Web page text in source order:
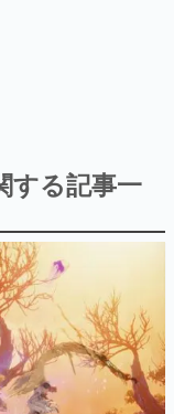
の魅力を画面や操作の
硬派で骨太な評論連載
ゲームにまつわる言葉
ター文化史研究家・タ
する記事一